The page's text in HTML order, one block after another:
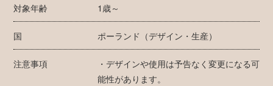
対象年齢 1歳～
国 ポーランド（デザイン・生産）
注意事項
・デザインや使用は予告なく変更になる可
能性があります。